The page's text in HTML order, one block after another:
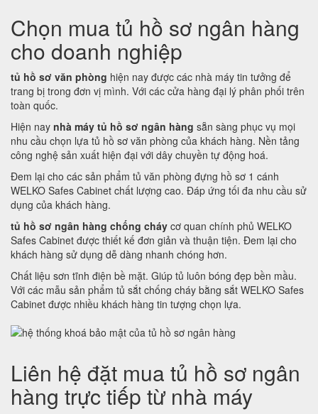
Chọn mua tủ hồ sơ ngân hàng
cho doanh nghiệp
tủ hồ sơ văn phòng hiện nay được các nhà máy tin tưởng để
trang bị trong đơn vị mình. Với các cửa hàng đại lý phân phối trên
toàn quốc.
Hiện nay nhà máy tủ hồ sơ ngân hàng sẵn sàng phục vụ mọi
nhu cầu chọn lựa tủ hồ sơ văn phòng của khách hàng. Nền tảng
công nghệ sản xuất hiện đại với dây chuyền tự động hoá.
Đem lại cho các sản phẩm tủ văn phòng đựng hồ sơ 1 cánh
WELKO Safes Cabinet chất lượng cao. Đáp ứng tối đa nhu cầu sử
dụng của khách hàng.
tủ hồ sơ ngân hàng chống cháy cơ quan chính phủ WELKO
Safes Cabinet được thiết kế đơn giản và thuận tiện. Đem lại cho
khách hàng sử dụng dễ dàng nhanh chóng hơn.
Chất liệu sơn tĩnh điện bề mặt. Giúp tủ luôn bóng đẹp bền mầu.
Với các mẫu sản phẩm tủ sắt chống cháy bằng sắt WELKO Safes
Cabinet được nhiều khách hàng tin tượng chọn lựa.
Liên hệ đặt mua tủ hồ sơ ngân
hàng trực tiếp từ nhà máy